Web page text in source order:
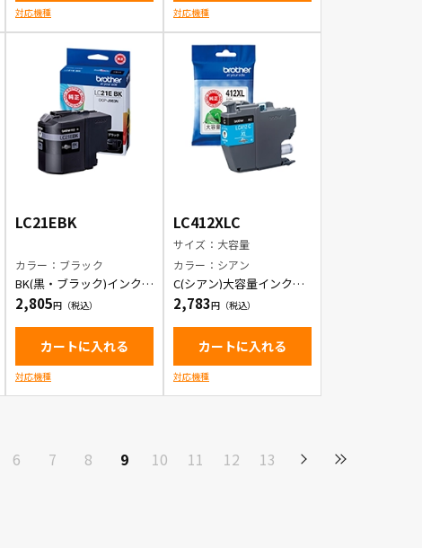
対応機種 対応機種
LC21EBK
カラー：ブラック
BK(黒・ブラック)インクカ
ートリッジ
2,805
カートに入れる
対応機種
LC412XLC
サイズ：大容量
カラー：シアン
C(シアン)大容量インクカ
ートリッジ
2,783
カートに入れる
対応機種
6 7 8 9 10 11 12 13